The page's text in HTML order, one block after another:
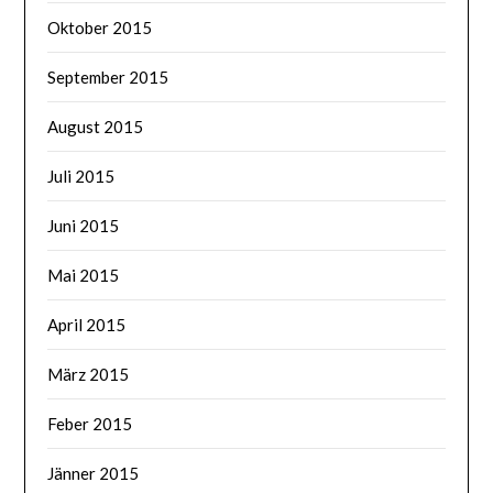
Oktober 2015
September 2015
August 2015
Juli 2015
Juni 2015
Mai 2015
April 2015
März 2015
Feber 2015
Jänner 2015